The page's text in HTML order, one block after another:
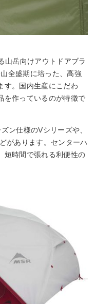
山岳向けアウトドアブラ
全盛期に培った、高強
す。国内生産にこだわ
を作っているのが特徴で
ン仕様のVシリーズや、
があります。センターハ
短時間で張れる利便性の